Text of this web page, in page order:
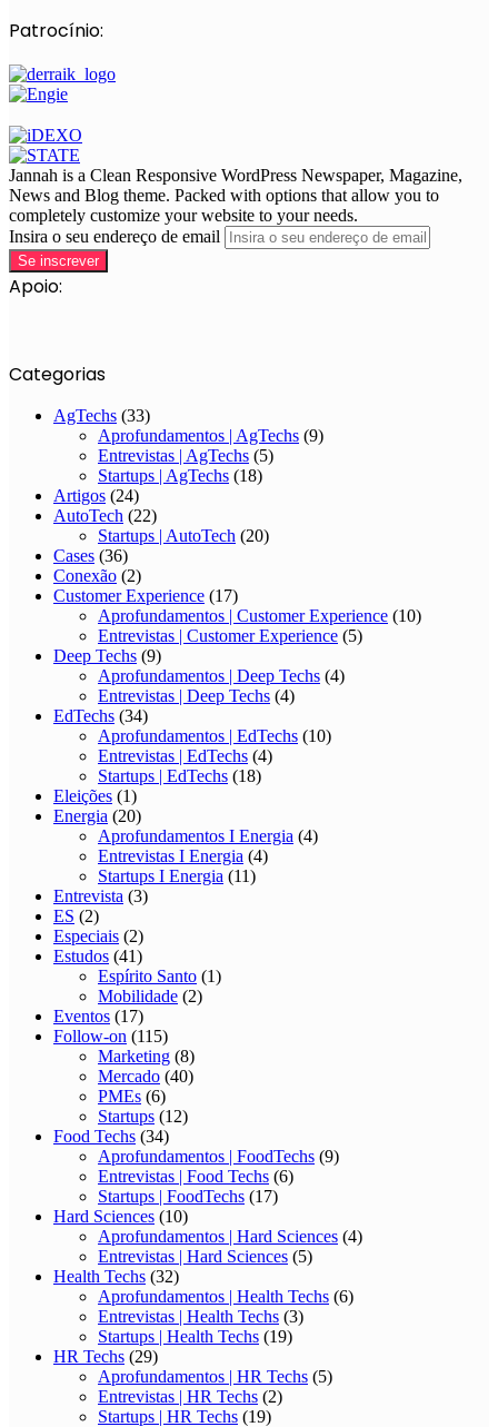
Patrocínio:
Jannah is a Clean Responsive WordPress Newspaper, Magazine,
News and Blog theme. Packed with options that allow you to
completely customize your website to your needs.
Insira o seu endereço de email
Apoio:
Categorias
AgTechs (33)
Aprofundamentos | AgTechs (9)
Entrevistas | AgTechs (5)
Startups | AgTechs (18)
Artigos (24)
AutoTech (22)
Startups | AutoTech (20)
Cases (36)
Conexão (2)
Customer Experience (17)
Aprofundamentos | Customer Experience (10)
Entrevistas | Customer Experience (5)
Deep Techs (9)
Aprofundamentos | Deep Techs (4)
Entrevistas | Deep Techs (4)
EdTechs (34)
Aprofundamentos | EdTechs (10)
Entrevistas | EdTechs (4)
Startups | EdTechs (18)
Eleições (1)
Energia (20)
Aprofundamentos I Energia (4)
Entrevistas I Energia (4)
Startups I Energia (11)
Entrevista (3)
ES (2)
Especiais (2)
Estudos (41)
Espírito Santo (1)
Mobilidade (2)
Eventos (17)
Follow-on (115)
Marketing (8)
Mercado (40)
PMEs (6)
Startups (12)
Food Techs (34)
Aprofundamentos | FoodTechs (9)
Entrevistas | Food Techs (6)
Startups | FoodTechs (17)
Hard Sciences (10)
Aprofundamentos | Hard Sciences (4)
Entrevistas | Hard Sciences (5)
Health Techs (32)
Aprofundamentos | Health Techs (6)
Entrevistas | Health Techs (3)
Startups | Health Techs (19)
HR Techs (29)
Aprofundamentos | HR Techs (5)
Entrevistas | HR Techs (2)
Startups | HR Techs (19)